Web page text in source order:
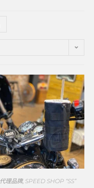
代理品牌, SPEED SHOP “SS”